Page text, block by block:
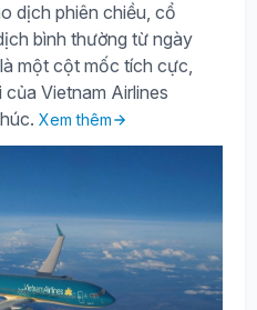
dịch phiên chiều, cổ
bình thường từ ngày
một cột mốc tích cực,
Vietnam Airlines
Xem thêm